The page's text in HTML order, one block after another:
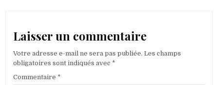
Laisser un commentaire
Votre adresse e-mail ne sera pas publiée. Les champs
obligatoires sont indiqués avec *
Commentaire *